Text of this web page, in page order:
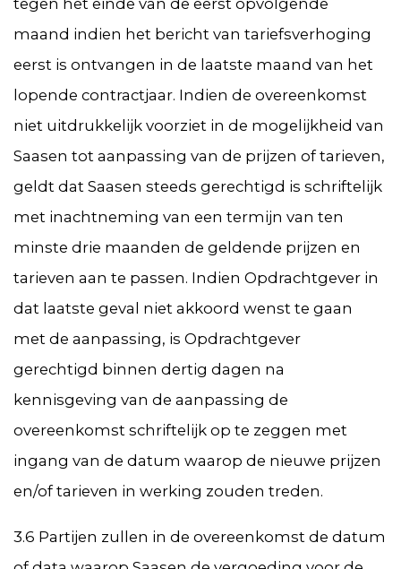
maand indien het bericht van tariefsverhoging
eerst is ontvangen in de laatste maand van het
lopende contractjaar. Indien de overeenkomst
niet uitdrukkelijk voorziet in de mogelijkheid van
Saasen tot aanpassing van de prijzen of tarieven,
geldt dat Saasen steeds gerechtigd is schriftelijk
met inachtneming van een termijn van ten
minste drie maanden de geldende prijzen en
tarieven aan te passen. Indien Opdrachtgever in
dat laatste geval niet akkoord wenst te gaan
met de aanpassing, is Opdrachtgever
gerechtigd binnen dertig dagen na
kennisgeving van de aanpassing de
overeenkomst schriftelijk op te zeggen met
ingang van de datum waarop de nieuwe prijzen
en/of tarieven in werking zouden treden.
3.6 Partijen zullen in de overeenkomst de datum